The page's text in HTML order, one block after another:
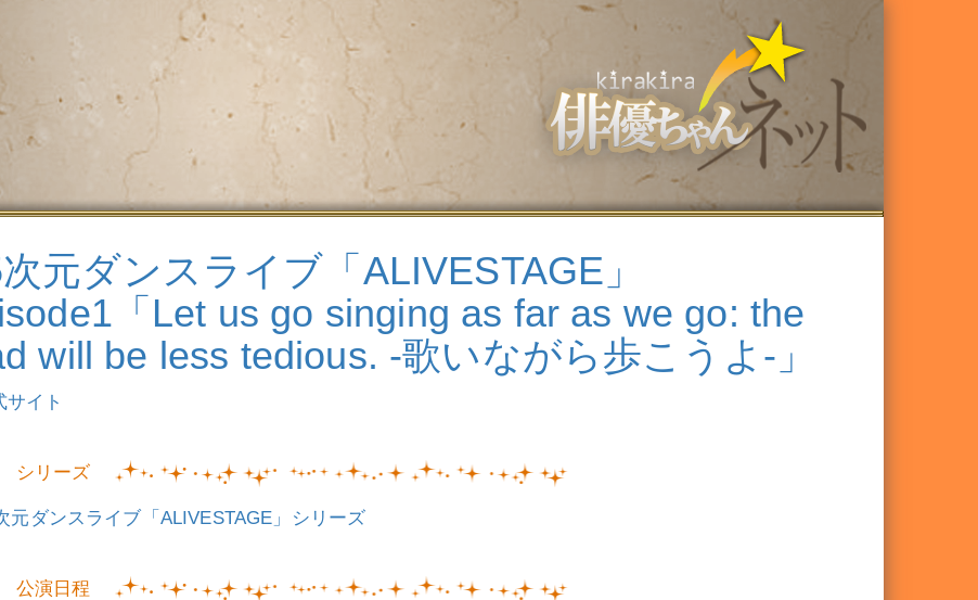
元ダンスライブ「ALIVESTAGE」
「Let us go singing as far as we go: the
will be less tedious. -歌いながら歩こうよ-」
サイト
シリーズ
元ダンスライブ「ALIVESTAGE」シリーズ
公演日程